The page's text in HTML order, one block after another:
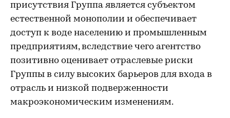
присутствия Группа является субъектом
естественной монополии и обеспечивает
доступ к воде населению и промышленным
предприятиям, вследствие чего агентство
позитивно оценивает отраслевые риски
Группы в силу высоких барьеров для входа в
отрасль и низкой подверженности
макроэкономическим изменениям.